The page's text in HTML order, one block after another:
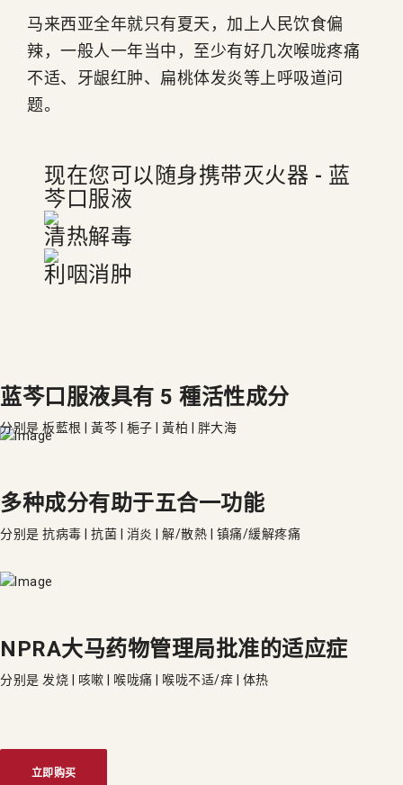
马来西亚全年就只有夏天，加上人民饮食偏
辣，一般人一年当中，至少有好几次喉咙疼痛
不适、牙龈红肿、扁桃体发炎等上呼吸道问
题。
现在您可以随身携带灭火器 - 蓝
芩口服液
清热解毒
利咽消肿
蓝芩口服液具有 5 種活性成分
分别是 板藍根 | 黃芩 | 梔子 | 黃柏 | 胖大海
多种成分有助于五合一功能
分别是 抗病毒 | 抗菌 | 消炎 | 解/散熱 | 镇痛/緩解疼痛
NPRA大马药物管理局批准的适应症
分别是 发烧 | 咳嗽 | 喉咙痛 | 喉咙不适/痒 | 体热
立即购买